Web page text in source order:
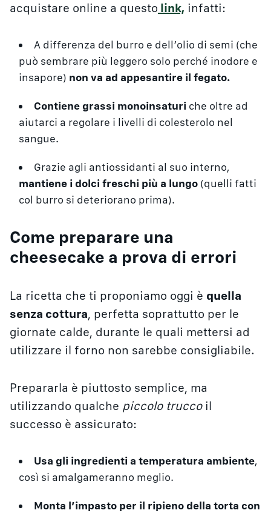
acquistare online a questo link, infatti:
A differenza del burro e dell’olio di semi (che
può sembrare più leggero solo perché inodore e
insapore) non va ad appesantire il fegato.
Contiene grassi monoinsaturi che oltre ad
aiutarci a regolare i livelli di colesterolo nel
sangue.
Grazie agli antiossidanti al suo interno,
mantiene i dolci freschi più a lungo (quelli fatti
col burro si deteriorano prima).
Come preparare una
cheesecake a prova di errori
La ricetta che ti proponiamo oggi è quella
senza cottura, perfetta soprattutto per le
giornate calde, durante le quali mettersi ad
utilizzare il forno non sarebbe consigliabile.
Prepararla è piuttosto semplice, ma
utilizzando qualche piccolo truccoil
successo è assicurato:
Usa gli ingredienti a temperatura ambiente,
così si amalgameranno meglio.
Monta l’impasto per il ripieno della torta con